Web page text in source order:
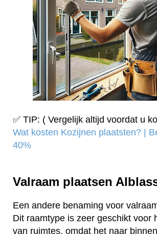
✅ TIP: ( Vergelijk altijd voordat u
Wat kosten Kozijnen plaatsten? |
40%‎
Valraam plaatsen
Een andere benaming voor
Dit raamtype is zeer geschikt voor
van ruimtes, omdat het naar